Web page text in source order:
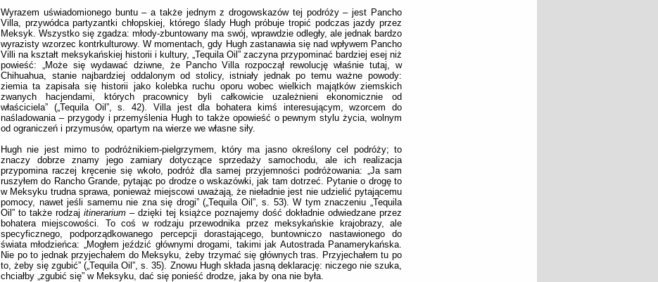
Wyrazem uświadomionego buntu – a także jednym z drogowskazów tej podróży – jest Pancho
Villa, przywódca partyzantki chłopskiej, którego ślady Hugh próbuje tropić podczas jazdy przez
Meksyk. Wszystko się zgadza: młody-zbuntowany ma swój, wprawdzie odległy, ale jednak bardzo
wyrazisty wzorzec kontrkulturowy. W momentach, gdy Hugh zastanawia się nad wpływem Pancho
Villi na kształt meksykańskiej historii i kultury, „Tequila Oil” zaczyna przypominać bardziej esej niż
powieść: „Może się wydawać dziwne, że Pancho Villa rozpoczął rewolucję właśnie tutaj, w
Chihuahua, stanie najbardziej oddalonym od stolicy, istniały jednak po temu ważne powody:
ziemia ta zapisała się historii jako kolebka ruchu oporu wobec wielkich majątków ziemskich
zwanych hacjendami, których pracownicy byli całkowicie uzależnieni ekonomicznie od
właściciela” („Tequila Oil”, s. 42). Villa jest dla bohatera kimś interesującym, wzorcem do
naśladowania – przygody i przemyślenia Hugh to także opowieść o pewnym stylu życia, wolnym
od ograniczeń i przymusów, opartym na wierze we własne siły.
Hugh nie jest mimo to podróżnikiem-pielgrzymem, który ma jasno określony cel podróży; to
znaczy dobrze znamy jego zamiary dotyczące sprzedaży samochodu, ale ich realizacja
przypomina raczej kręcenie się wkoło, podróż dla samej przyjemności podróżowania: „Ja sam
ruszyłem do Rancho Grande, pytając po drodze o wskazówki, jak tam dotrzeć. Pytanie o drogę to
w Meksyku trudna sprawa, ponieważ miejscowi uważają, że nieładnie jest nie udzielić pytającemu
pomocy, nawet jeśli samemu nie zna się drogi” („Tequila Oil”, s. 53). W tym znaczeniu „Tequila
Oil” to także rodzajitinerarium – dzięki tej książce poznajemy dość dokładnie odwiedzane przez
bohatera miejscowości. To coś w rodzaju przewodnika przez meksykańskie krajobrazy, ale
specyficznego, podporządkowanego percepcji dorastającego, buntowniczo nastawionego do
świata młodzieńca: „Mogłem jeździć głównymi drogami, takimi jak Autostrada Panamerykańska.
Nie po to jednak przyjechałem do Meksyku, żeby trzymać się głównych tras. Przyjechałem tu po
to, żeby się zgubić” („Tequila Oil”, s. 35). Znowu Hugh składa jasną deklarację: niczego nie szuka,
chciałby „zgubić się” w Meksyku, dać się ponieść drodze, jaka by ona nie była.